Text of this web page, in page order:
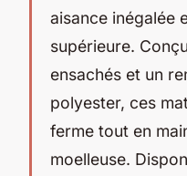
aisance inégalée
supérieure.
ensachés et un
polyester, ces
ferme tout en
moelleuse.